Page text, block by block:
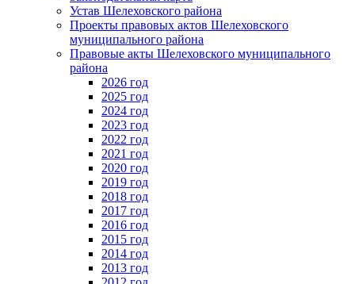
Устав Шелеховского района
Проекты правовых актов Шелеховского
муниципального района
Правовые акты Шелеховского муниципального
района
2026 год
2025 год
2024 год
2023 год
2022 год
2021 год
2020 год
2019 год
2018 год
2017 год
2016 год
2015 год
2014 год
2013 год